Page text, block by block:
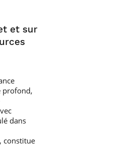
et sur
profond,
dans
constitue